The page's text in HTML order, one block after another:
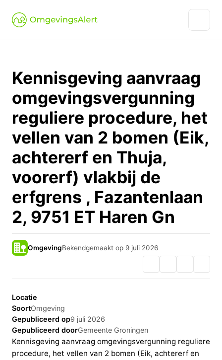
Kennisgeving aanvraag
omgevingsvergunning
reguliere procedure, het
vellen van 2 bomen (Eik,
achtererf en Thuja,
voorerf) vlakbij de
erfgrens , Fazantenlaan
2, 9751 ET Haren Gn
OmgevingBekendgemaakt op 9 juli 2026
Locatie
SoortOmgeving
Gepubliceerd op9 juli 2026
Gepubliceerd doorGemeente Groningen
Kennisgeving aanvraag omgevingsvergunning reguliere
procedure, het vellen van 2 bomen (Eik, achtererf en